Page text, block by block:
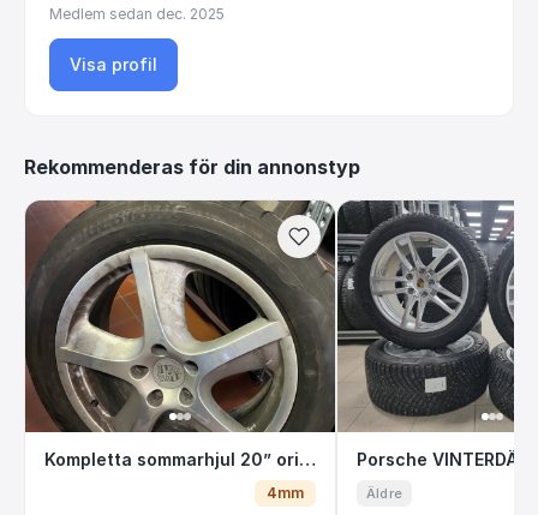
Medlem sedan dec. 2025
Visa profil
Rekommenderas för din annonstyp
Kompletta sommarhjul 20” original Porsche
Kompletta sommarhjul 20” original Porsche Cayenne
4mm
Porsche
Äldre